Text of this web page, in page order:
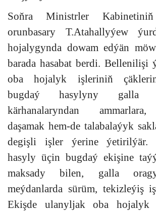
Soňra Ministrler
orunbasary T.Atahallyýew
hojalygynda dowam edýän
barada hasabat berdi. Bellenilişi
oba hojalyk işleriniň
bugdaý hasylyny galla
kärhanalaryndan
daşamak hem-de talabalaýyk
degişli işler ýerine ýetirilýär.
hasyly üçin bugdaý ekişine
maksady bilen, galla
meýdanlarda sürüm, tekizleýiş
Ekişde ulanyljak oba hojalyk